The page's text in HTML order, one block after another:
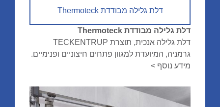
דלת גלילה מבודדת Thermoteck
דלת גלילה מבודדת Thermoteck
דלת גלילה אנכית, תוצרת TECKENTRUP
גרמניה, המיועדת למגוון פתחים חיצוניים ופנימיים.
מידע נוסף >